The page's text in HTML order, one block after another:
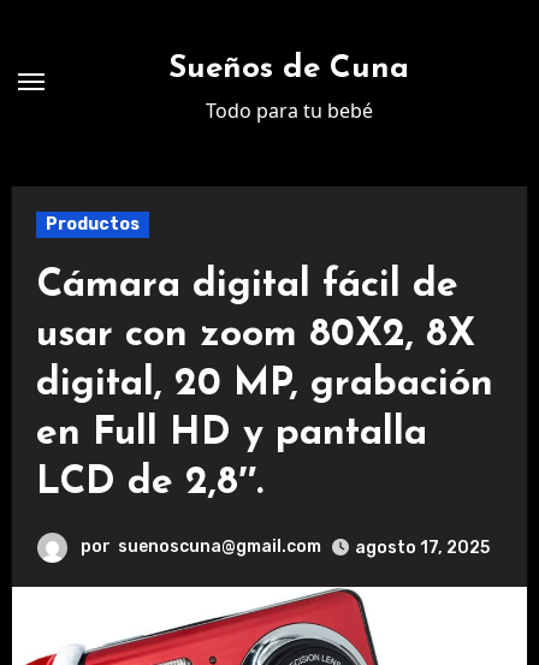
contenido
Sueños de Cuna
Todo para tu bebé
Productos
Cámara digital fácil de
usar con zoom 80X2, 8X
digital, 20 MP, grabación
en Full HD y pantalla
LCD de 2,8″.
por suenoscuna@gmail.com agosto 17, 2025